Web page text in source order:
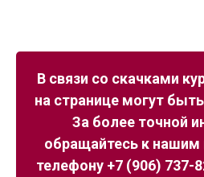
В связи со скачками
на странице могут
За более точной
обращайтесь к
телефону +7 (906) 737-